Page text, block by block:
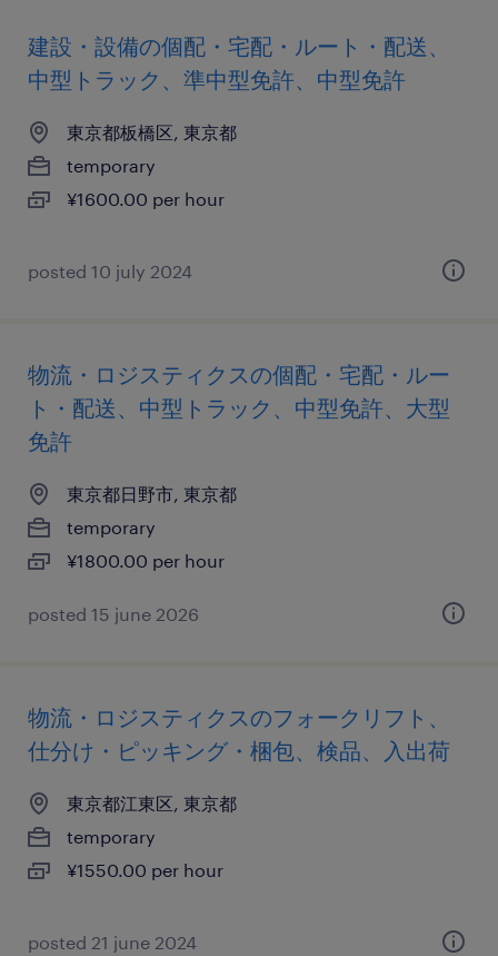
建設・設備の個配・宅配・ルート・配送、
中型トラック、準中型免許、中型免許
東京都板橋区, 東京都
temporary
¥1600.00 per hour
posted 10 july 2024
物流・ロジスティクスの個配・宅配・ルー
ト・配送、中型トラック、中型免許、大型
免許
東京都日野市, 東京都
temporary
¥1800.00 per hour
posted 15 june 2026
物流・ロジスティクスのフォークリフト、
仕分け・ピッキング・梱包、検品、入出荷
東京都江東区, 東京都
temporary
¥1550.00 per hour
posted 21 june 2024